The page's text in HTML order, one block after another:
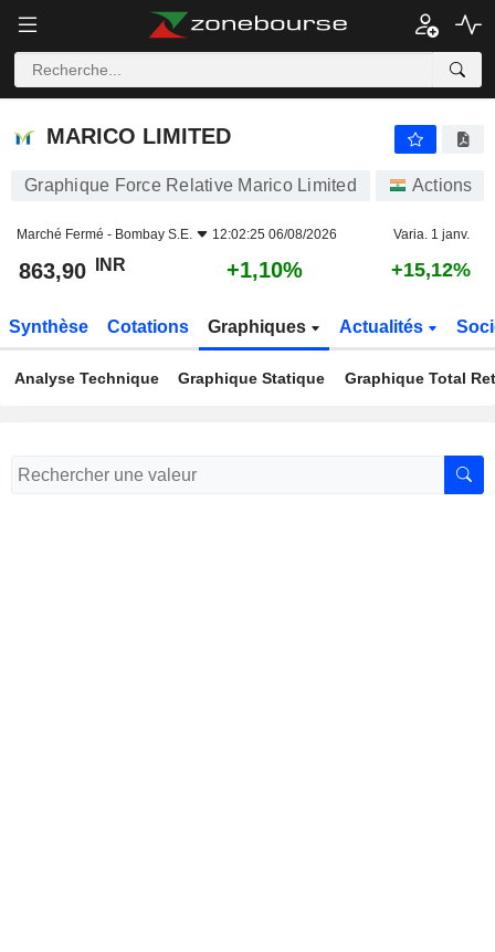
MARICO LIMITED
MARICO LIMITED
Graphique Force Relative Marico Limited Actions
Marché Fermé - Bombay S.E. 12:02:25 06/08/2026 Varia. 1 janv.
863,90 INR +1,10% +15,12%
Synthèse Cotations Graphiques Actualités
Analyse Technique Graphique Statique Graphique Total